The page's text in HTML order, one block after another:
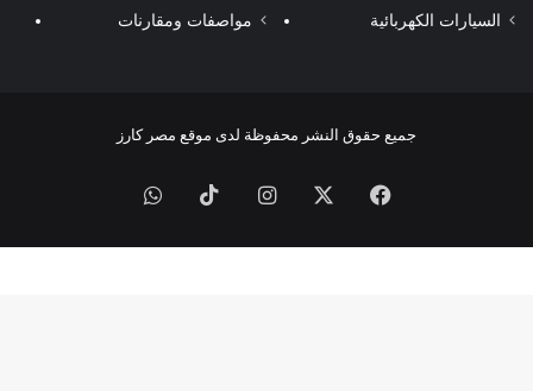
السيارات الكهربائية مواصفات ومقارنات
جميع حقوق النشر محفوظة لدى موقع مصر كارز
فيسبوك انستقرام‫TikTokواتساب